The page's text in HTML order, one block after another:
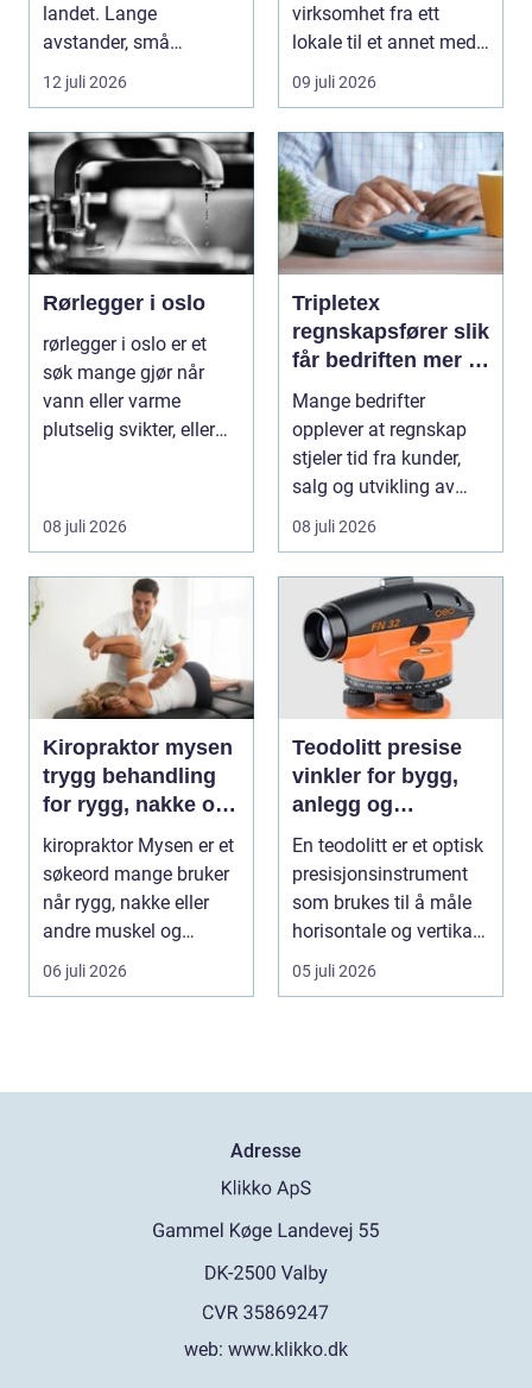
landet. Lange
avstander, små
lokalsamfunn, sterk
tilkn...
12 juli 2026
virksomhet fra ett
lokale til et annet med
minst mulig...
09 juli 2026
Rørlegger i oslo
rørlegger i oslo er et
søk mange gjør når
vann eller varme
plutselig svikter, eller
08 juli 2026
Tripletex
regnskapsfører slik
får bedriften mer ut
av regnskapet
Mange bedrifter
opplever at regnskap
stjeler tid fra kunder,
salg og utvikling av
virksomheten. Samt...
08 juli 2026
Kiropraktor mysen
trygg behandling
for rygg, nakke og
ledd
kiropraktor Mysen er et
søkeord mange bruker
når rygg, nakke eller
andre muskel og
leddplager begynn...
06 juli 2026
Teodolitt presise
vinkler for bygg,
anlegg og
kartlegging
En teodolitt er et optisk
presisjonsinstrument
som brukes til å måle
horisontale og vertikale
vinkle...
05 juli 2026
Adresse
web: www.klikko.dk